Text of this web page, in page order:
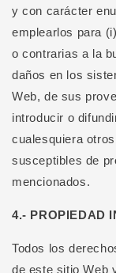
y con carácter
emplearlos para
o contrarias a la
daños en los
Web, de sus
introducir o
cualesquiera
susceptibles de
mencionados.
4.- PROPIEDAD
Todos los
de este sitio Web